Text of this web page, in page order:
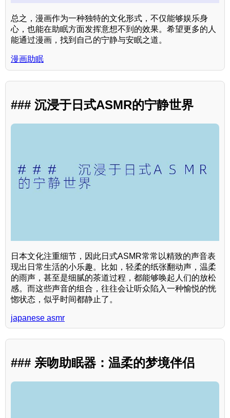
总之，漫画作为一种独特的文化形式，不仅能够娱乐身
心，也能在助眠方面发挥意想不到的效果。希望更多的人
能通过漫画，找到自己的宁静与安眠之道。
漫画助眠
### 沉浸于日式ASMR的宁静世界
日本文化注重细节，因此日式ASMR常常以精致的声音表
现出日常生活的小乐趣。比如，轻柔的纸张翻动声，温柔
的雨声，甚至是细腻的茶道过程，都能够唤起人们的放松
感。而这些声音的组合，往往会让听众陷入一种愉悦的恍
惚状态，似乎时间都静止了。
japanese asmr
### 亲吻助眠器：温柔的梦境伴侣